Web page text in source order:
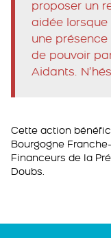
proposer un
aidée
une
de pouvoir
Aidants.
Cette action
Bourgogne
Financeurs de la
Doubs.